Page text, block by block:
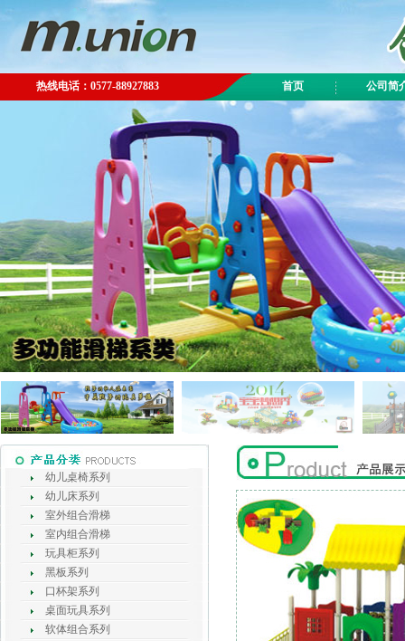
热线电话：0577-88927883 首页 公司简
幼儿桌椅系列
幼儿床系列
室外组合滑梯
室内组合滑梯
玩具柜系列
黑板系列
口杯架系列
桌面玩具系列
软体组合系列